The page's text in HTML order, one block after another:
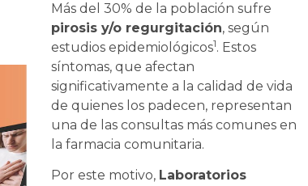
Más del 30% de la población sufre
pirosis y/o regurgitación, según
estudios epidemiológicos1. Estos
síntomas, que afectan
significativamente a la calidad de vida
de quienes los padecen, representan
una de las consultas más comunes en
la farmacia comunitaria.
Por este motivo, Laboratorios